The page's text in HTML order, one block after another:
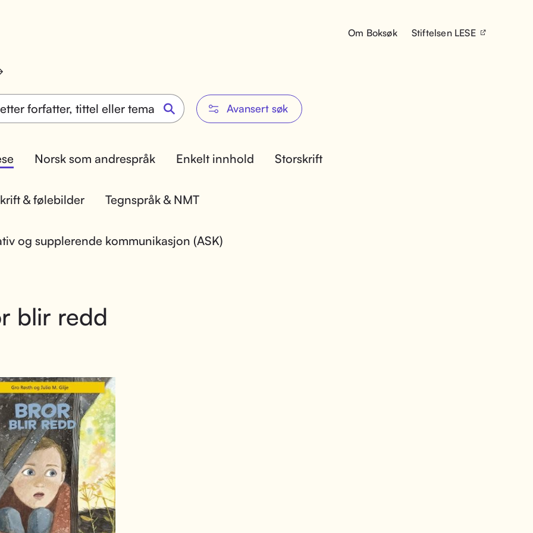
Om Boksøk Stiftelsen LESE
Avansert søk
Norsk som andrespråk Enkelt innhold Storskrift
& følebilder Tegnspråk & NMT
og supplerende kommunikasjon (ASK)
blir redd